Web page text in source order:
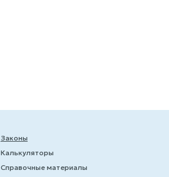
Законы
Калькуляторы
Справочные материалы